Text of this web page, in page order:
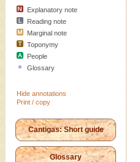
Explanatory note
Reading note
Marginal note
Toponymy
People
Glossary
Hide annotations
Print / copy
Cantigas: Short guide
Glossary